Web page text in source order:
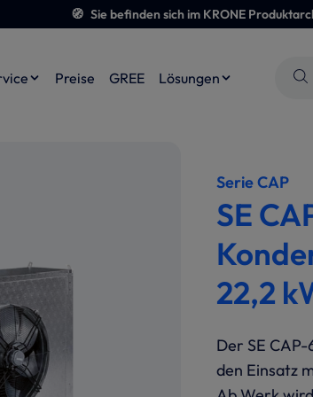
🧭 Sie befinden sich im KRONE
Preise GREE Lösungen
Serie CAP
SE
22,2
Der SE
den Einsatz